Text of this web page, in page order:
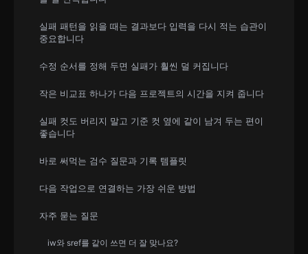
실패 패턴을 읽을 때는 결과보다 입력을 다시 적는 습관이
중요합니다
수정 순서를 정해 두면 실패가 훨씬 덜 커집니다
작은 비교표 하나가 다음 프로젝트의 시간을 지켜 줍니다
실패 컷도 버리지 말고 기준 컷 옆에 같이 남겨 두는 편이
좋습니다
바로 써먹는 검수 질문과 기록 템플릿
다음 작업으로 연결하는 가장 쉬운 방법
자주 묻는 질문
iw와 sref를 같이 쓰면 더 잘 맞나요?